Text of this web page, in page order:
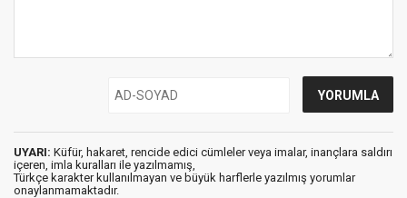
UYARI: Küfür, hakaret, rencide edici cümleler veya imalar, inançlara saldırı
içeren, imla kuralları ile yazılmamış,
Türkçe karakter kullanılmayan ve büyük harflerle yazılmış yorumlar
onaylanmamaktadır.